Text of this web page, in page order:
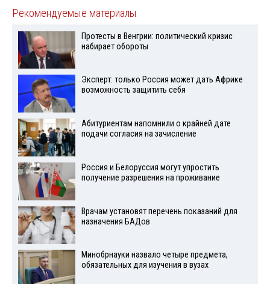
Рекомендуемые материалы
Протесты в Венгрии: политический кризис
набирает обороты
Эксперт: только Россия может дать Африке
возможность защитить себя
Абитуриентам напомнили о крайней дате
подачи согласия на зачисление
Россия и Белоруссия могут упростить
получение разрешения на проживание
Врачам установят перечень показаний для
назначения БАДов
Минобрнауки назвало четыре предмета,
обязательных для изучения в вузах